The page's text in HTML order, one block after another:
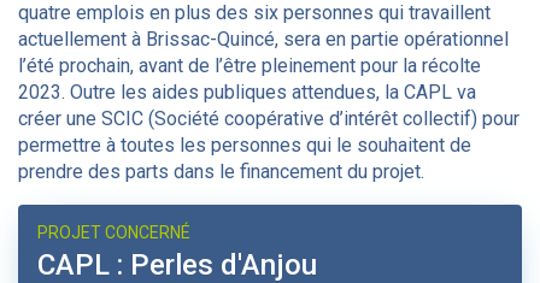
quatre emplois en plus des six personnes qui travaillent
actuellement à Brissac-Quincé, sera en partie opérationnel
l’été prochain, avant de l’être pleinement pour la récolte
2023. Outre les aides publiques attendues, la CAPL va
créer une SCIC (Société coopérative d’intérêt collectif) pour
permettre à toutes les personnes qui le souhaitent de
prendre des parts dans le financement du projet.
PROJET CONCERNÉ
CAPL : Perles d'Anjou